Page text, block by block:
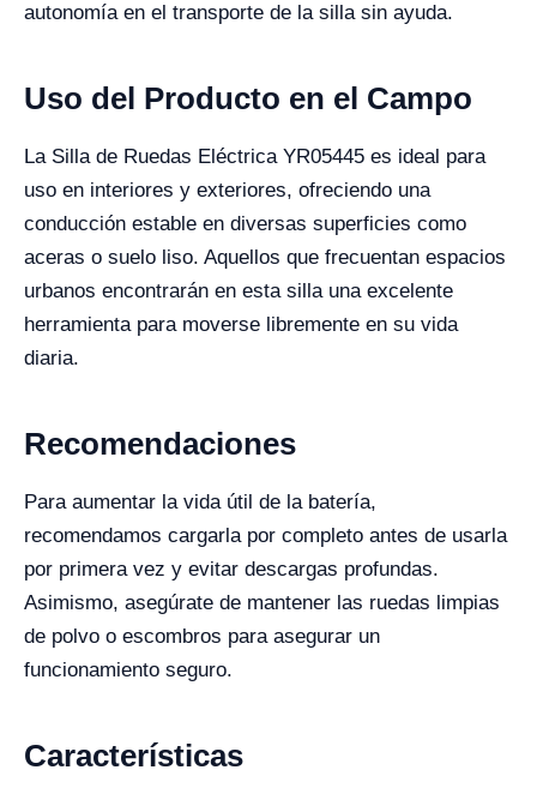
autonomía en el transporte de la silla sin ayuda.
Uso del Producto en el Campo
La Silla de Ruedas Eléctrica YR05445 es ideal para
uso en interiores y exteriores, ofreciendo una
conducción estable en diversas superficies como
aceras o suelo liso. Aquellos que frecuentan espacios
urbanos encontrarán en esta silla una excelente
herramienta para moverse libremente en su vida
diaria.
Recomendaciones
Para aumentar la vida útil de la batería,
recomendamos cargarla por completo antes de usarla
por primera vez y evitar descargas profundas.
Asimismo, asegúrate de mantener las ruedas limpias
de polvo o escombros para asegurar un
funcionamiento seguro.
Características